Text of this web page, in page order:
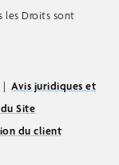
les Droits sont
|Avis juridiques et
Site
du client